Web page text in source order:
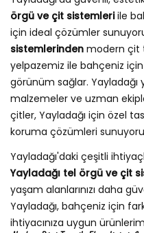
örgü ve çit sistemleriile
için ideal çözümler
sistemlerinden modern çit
yelpazemiz ile bahçeniz
görünüm sağlar. Yayladağı
malzemeler ve uzman
çitler, Yayladağı için özel
koruma çözümleri
Yayladağı'daki çeşitli
Yayladağı tel örgü ve çit
yaşam alanlarınızı daha
Yayladağı, bahçeniz için
ihtiyacınıza uygun